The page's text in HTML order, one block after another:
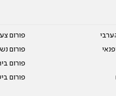
פורום
פורום
פורום
פורום